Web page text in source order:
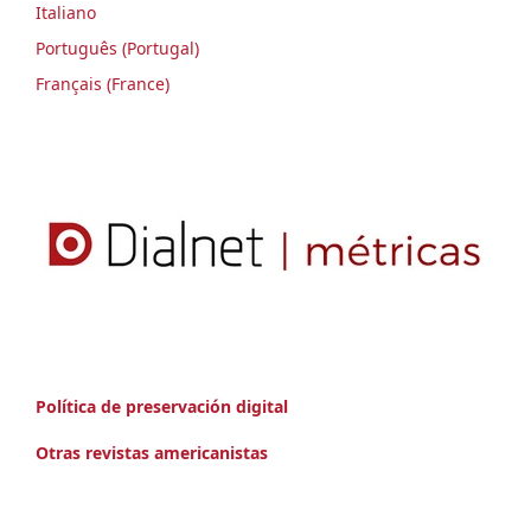
Italiano
Português (Portugal)
Français (France)
Política de preservación digital
Otras revistas americanistas